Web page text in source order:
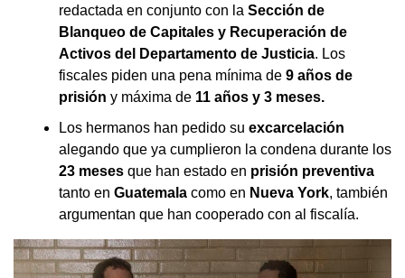
redactada en conjunto con la Sección de
Blanqueo de Capitales y Recuperación de
Activos del Departamento de Justicia. Los
fiscales piden una pena mínima de 9 años de
prisión y máxima de 11 años y 3 meses.
Los hermanos han pedido su excarcelación
alegando que ya cumplieron la condena durante los
23 meses que han estado en prisión preventiva
tanto en Guatemala como en Nueva York, también
argumentan que han cooperado con al fiscalía.